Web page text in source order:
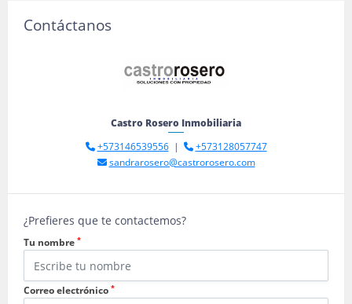
Contáctanos
Castro Rosero Inmobiliaria
+573146539556|
+573128057747
sandrarosero@castrorosero.com
¿Prefieres que te contactemos?
Tu nombre *
Correo electrónico *